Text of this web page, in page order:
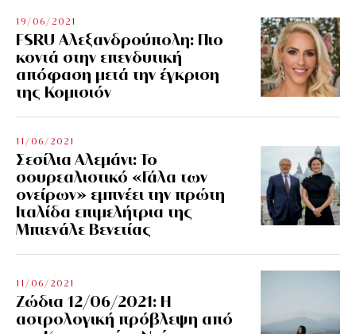
19/06/2021
FSRU Αλεξανδρούπολη: Πιο
κοντά στην επενδυτική
απόφαση μετά την έγκριση
της Κομισιόν
11/06/2021
Σεσίλια Αλεμάνι: Το
σουρεαλιστικό «Γάλα των
ονείρων» εμπνέει την πρώτη
Ιταλίδα επιμελήτρια της
Μπιενάλε Βενετίας
11/06/2021
Ζώδια 12/06/2021: Η
αστρολογική πρόβλεψη από